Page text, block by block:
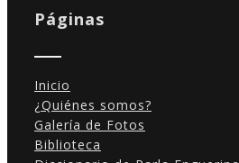
Páginas
Inicio
¿Quiénes somos?
Galería de Fotos
Biblioteca